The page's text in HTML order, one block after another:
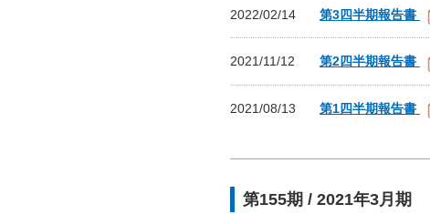
2022/02/14 第3四半期報告書
2021/11/12 第2四半期報告書
2021/08/13 第1四半期報告書
第155期 / 2021年3月期